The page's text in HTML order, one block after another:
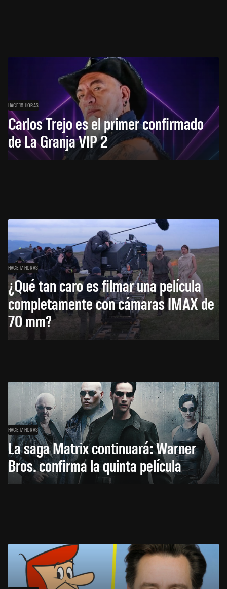
HACE 16 HORAS
Carlos Trejo es el primer confirmado
de La Granja VIP 2
HACE 17 HORAS
¿Qué tan caro es filmar una película
completamente con cámaras IMAX de
70 mm?
HACE 17 HORAS
La saga Matrix continuará: Warner
Bros. confirma la quinta película